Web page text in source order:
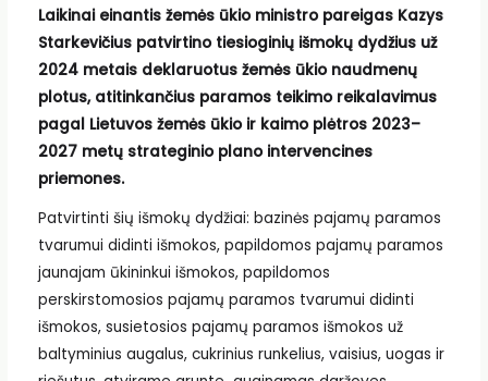
Laikinai einantis žemės ūkio ministro pareigas Kazys
Starkevičius patvirtino tiesioginių išmokų dydžius už
2024 metais deklaruotus žemės ūkio naudmenų
plotus, atitinkančius paramos teikimo reikalavimus
pagal Lietuvos žemės ūkio ir kaimo plėtros 2023–
2027 metų strateginio plano intervencines
priemones.
Patvirtinti šių išmokų dydžiai: bazinės pajamų paramos
tvarumui didinti išmokos, papildomos pajamų paramos
jaunajam ūkininkui išmokos, papildomos
perskirstomosios pajamų paramos tvarumui didinti
išmokos, susietosios pajamų paramos išmokos už
baltyminius augalus, cukrinius runkelius, vaisius, uogas ir